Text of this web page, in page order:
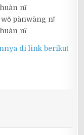
nǐ
pànwàng nǐ
nǐ
di link berikut